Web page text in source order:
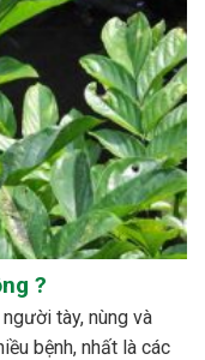
?
tày, nùng và
bệnh, nhất là các